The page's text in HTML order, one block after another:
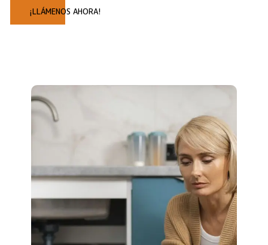
¡LLÁMENOS AHORA!